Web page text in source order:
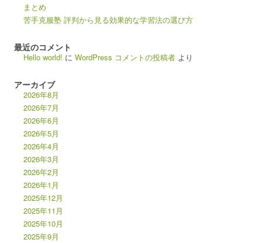
まとめ
苦手克服塾 評判から見る効果的な学習法の選び方
最近のコメント
Hello world! に WordPress コメントの投稿者 より
アーカイブ
2026年8月
2026年7月
2026年6月
2026年5月
2026年4月
2026年3月
2026年2月
2026年1月
2025年12月
2025年11月
2025年10月
2025年9月